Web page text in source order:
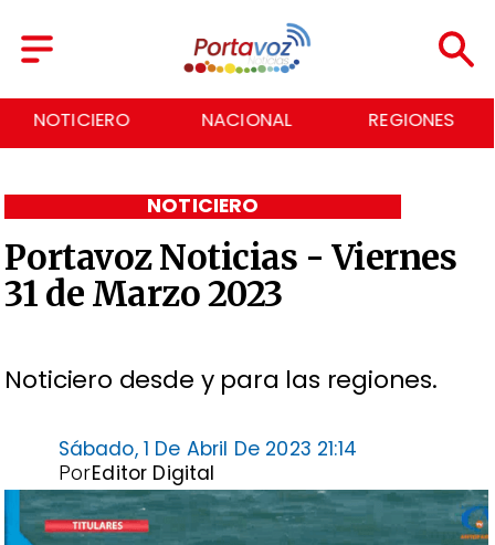
NOTICIERO NACIONAL REGIONES
Portavoz Noticias - Viernes
31 de Marzo 2023
Noticiero desde y para las regiones.
NOTICIERO
Sábado, 1 De Abril De 2023 21:14
Editor Digital
Por